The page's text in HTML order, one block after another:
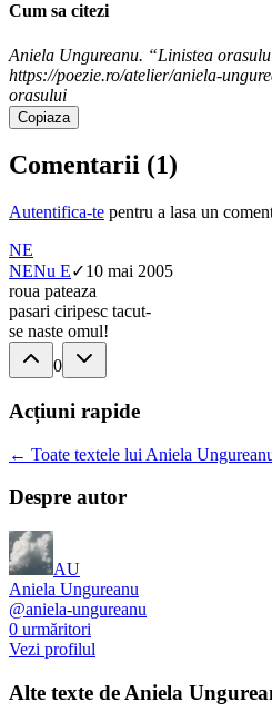
Cum sa citezi
Aniela Ungureanu. “Linistea
https://poezie.ro/atelier/aniela-
orasului
Copiaza
Comentarii (1)
Autentifica-te pentru a lasa un
NE
NENu E✓10 mai 2005
roua pateaza
pasari ciripesc tacut-
se naste omul!
0
Acțiuni rapide
← Toate textele lui Aniela
Despre autor
AU
Aniela Ungureanu
@aniela-ungureanu
0 urmăritori
Vezi profilul
Alte texte de Aniela